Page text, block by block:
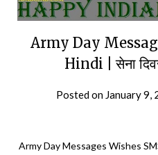
Army Day
Hindi | सेना
Posted on January 9,
Army Day Messages Wishes